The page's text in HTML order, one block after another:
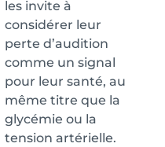
les invite à
considérer leur
perte d’audition
comme un signal
pour leur santé, au
même titre que la
glycémie ou la
tension artérielle.